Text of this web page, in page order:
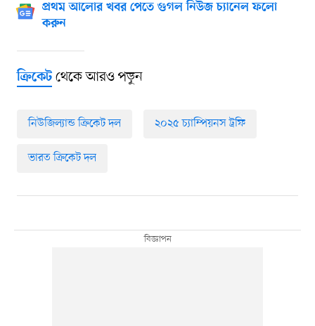
প্রথম আলোর খবর পেতে গুগল নিউজ চ্যানেল ফলো
করুন
ক্রিকেটথেকে আরও পড়ুন
নিউজিল্যান্ড ক্রিকেট দল ২০২৫ চ্যাম্পিয়নস ট্রফি
ভারত ক্রিকেট দল